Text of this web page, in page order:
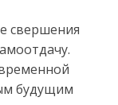
свершения
будущим